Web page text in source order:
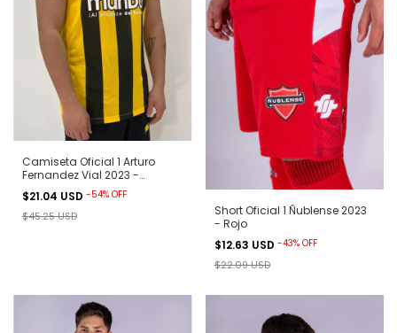
Camiseta Oficial 1 Arturo
Fernandez Vial 2023 -
Aurinegra
$21.04 USD -54% OFF
$45.25 USD
Short Oficial 1 Ñublense 2023
- Rojo
$12.63 USD -43% OFF
$22.09 USD